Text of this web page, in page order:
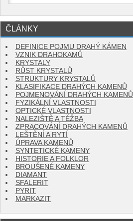
ČLÁNKY
DEFINICE POJMU DRAHÝ KÁMEN
VZNIK DRAHOKAMŮ
KRYSTALY
RŮST KRYSTALŮ
STRUKTURY KRYSTALŮ
KLASIFIKACE DRAHÝCH KAMENŮ
POJMENOVÁNÍ DRAHÝCH KAMENŮ
FYZIKÁLNÍ VLASTNOSTI
OPTICKÉ VLASTNOSTI
NALEZIŠTĚ A TĚŽBA
ZPRACOVÁNÍ DRAHÝCH KAMENŮ
LEŠTĚNÍ A RYTÍ
ÚPRAVA KAMENŮ
SYNTETICKÉ KAMENY
HISTORIE A FOLKLOR
BROUŠENÉ KAMENY
DIAMANT
SFALERIT
PYRIT
MARKAZIT